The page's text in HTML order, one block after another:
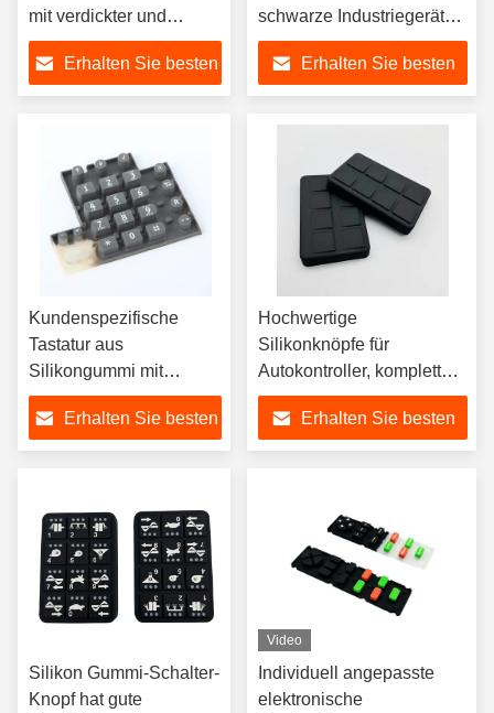
mit verdickter und
haltbarer Ausrüstung
Erhalten Sie besten
schwarze Industriegeräte-
Bedientasten für
BedienfeldErhalten Sie besten
Kundenspezifische
Tastatur aus
Silikongummi mit
Carbonpartikel-
Bildschirmdruck
Erhalten Sie besten
Hochwertige
Silikonknöpfe für
Autokontroller, komplett
individuell mit allen
Aspekten der
Schlüsselkoordination.
Erhalten Sie besten
Silikon Gummi-Schalter-
Knopf hat gute
Video
Individuell angepasste
elektronische